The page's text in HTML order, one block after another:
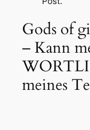
Gods of
– Kann
meines